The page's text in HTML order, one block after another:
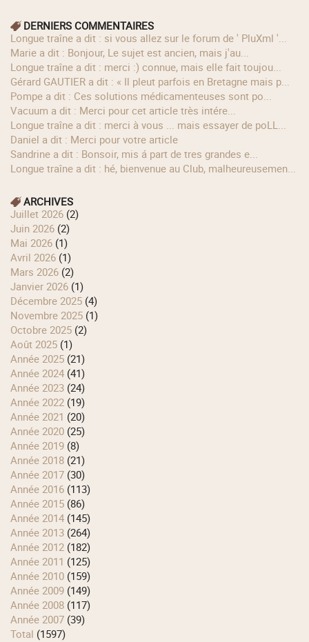
DERNIERS COMMENTAIRES
longue traîne a dit : si vous allez sur le forum de ' PluXml '...
Marie a dit : Bonjour, Le sujet est ancien, mais j'au...
longue traîne a dit : merci :) connue, mais elle fait toujou...
Gérard GAUTIER a dit : « Il pleut parfois en Bretagne mais p...
Pompe a dit : Ces solutions médicamenteuses sont po...
Vacuum a dit : Merci pour cet article très intére...
longue traîne a dit : merci à vous ... mais essayer de poLL...
Daniel a dit : Merci pour votre article
Sandrine a dit : Bonsoir, mis á part de tres grandes e...
longue traîne a dit : hé, bienvenue au Club, malheureusemen...
ARCHIVES
juillet 2026 (2)
juin 2026 (2)
mai 2026 (1)
avril 2026 (1)
mars 2026 (2)
janvier 2026 (1)
décembre 2025 (4)
novembre 2025 (1)
octobre 2025 (2)
août 2025 (1)
année 2025 (21)
année 2024 (41)
année 2023 (24)
année 2022 (19)
année 2021 (20)
année 2020 (25)
année 2019 (8)
année 2018 (21)
année 2017 (30)
année 2016 (113)
année 2015 (86)
année 2014 (145)
année 2013 (264)
année 2012 (182)
année 2011 (125)
année 2010 (159)
année 2009 (149)
année 2008 (117)
année 2007 (39)
total (1597)